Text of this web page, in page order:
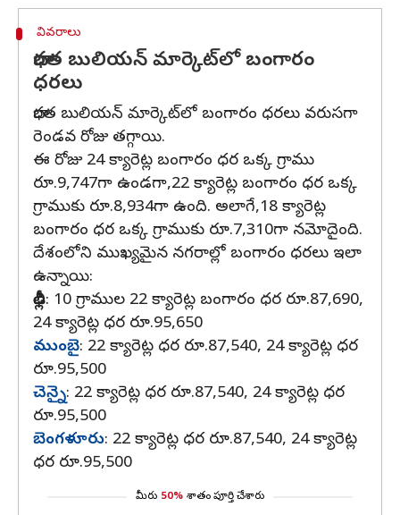
వివరాలు
భారత బులియన్ మార్కెట్‌లో బంగారం
ధరలు
భారత బులియన్ మార్కెట్‌లో బంగారం ధరలు వరుసగా
రెండవ రోజు తగ్గాయి.
ఈ రోజు 24 క్యారెట్ల బంగారం ధర ఒక్క గ్రాము
రూ.9,747గా ఉండగా,22 క్యారెట్ల బంగారం ధర ఒక్క
గ్రాముకు రూ.8,934గా ఉంది. అలాగే,18 క్యారెట్ల
బంగారం ధర ఒక్క గ్రాముకు రూ.7,310గా నమోదైంది.
దేశంలోని ముఖ్యమైన నగరాల్లో బంగారం ధరలు ఇలా
ఉన్నాయి:
ఢిల్లీ: 10 గ్రాముల 22 క్యారెట్ల బంగారం ధర రూ.87,690,
24 క్యారెట్ల ధర రూ.95,650
ముంబై: 22 క్యారెట్ల ధర రూ.87,540, 24 క్యారెట్ల ధర
రూ.95,500
చెన్నై: 22 క్యారెట్ల ధర రూ.87,540, 24 క్యారెట్ల ధర
రూ.95,500
బెంగళూరు: 22 క్యారెట్ల ధర రూ.87,540, 24 క్యారెట్ల
ధర రూ.95,500
మీరు 50% శాతం పూర్తి చేశారు